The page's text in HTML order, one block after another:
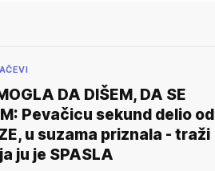
DA DIŠEM, DA SE
Pevačicu sekund delio od
u suzama priznala - traži
ju je SPASLA